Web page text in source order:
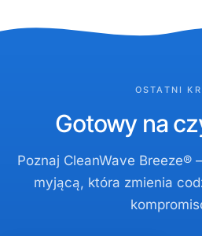
OSTATNI
Gotowy na
Poznaj CleanWave
myjącą, która zmienia